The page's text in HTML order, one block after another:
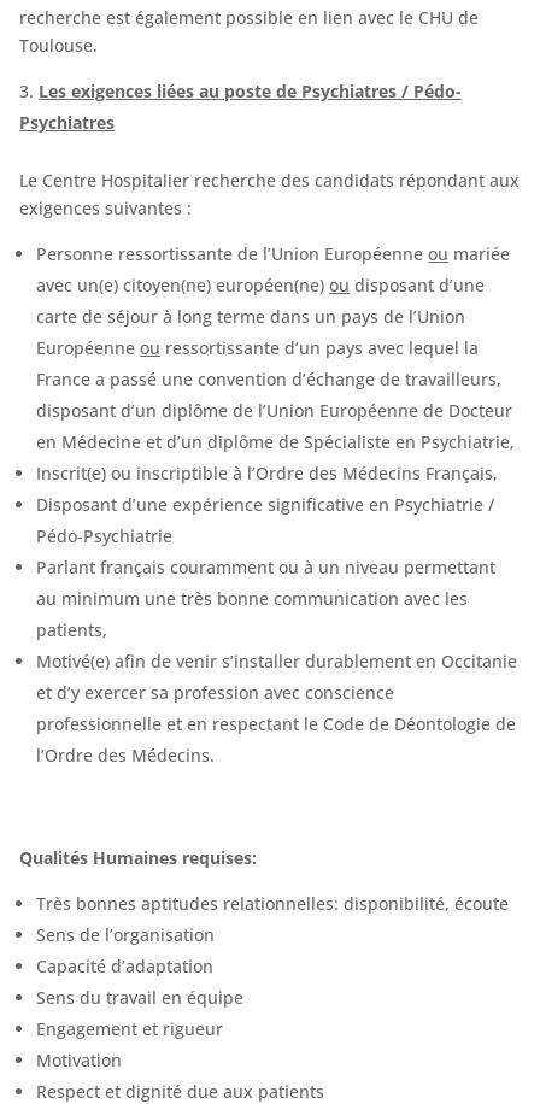
recherche est également possible en lien avec le CHU de
Toulouse.
Les exigences liées au poste de Psychiatres / Pédo-
Psychiatres
Le Centre Hospitalier recherche des candidats répondant aux
exigences suivantes :
Personne ressortissante de l’Union Européenneou mariée
avec un(e) citoyen(ne) européen(ne)ou disposant d’une
carte de séjour à long terme dans un pays de l’Union
Européenneou ressortissante d’un pays avec lequel la
France a passé une convention d’échange de travailleurs,
disposant d’un diplôme de l’Union Européenne de Docteur
en Médecine et d’un diplôme de Spécialiste en Psychiatrie,
Inscrit(e) ou inscriptible à l’Ordre des Médecins Français,
Disposant d’une expérience significative en Psychiatrie /
Pédo-Psychiatrie
Parlant français couramment ou à un niveau permettant
au minimum une très bonne communication avec les
patients,
Motivé(e) afin de venir s’installer durablement en Occitanie
et d’y exercer sa profession avec conscience
professionnelle et en respectant le Code de Déontologie de
l’Ordre des Médecins.
Qualités Humaines requises:
Très bonnes aptitudes relationnelles: disponibilité, écoute
Sens de l’organisation
Capacité d’adaptation
Sens du travail en équipe
Engagement et rigueur
Motivation
Respect et dignité due aux patients